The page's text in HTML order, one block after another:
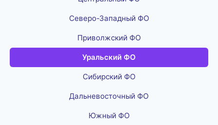
Северо-Западный ФО
Приволжский ФО
Уральский ФО
Сибирский ФО
Дальневосточный ФО
Южный ФО